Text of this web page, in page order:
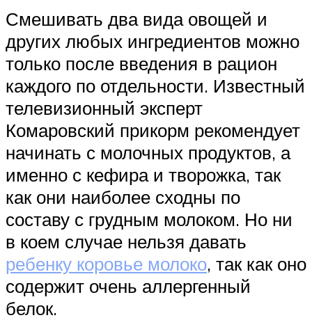
Смешивать два вида овощей и
других любых ингредиентов можно
только после введения в рацион
каждого по отдельности. Известный
телевизионный эксперт
Комаровский прикорм рекомендует
начинать с молочных продуктов, а
именно с кефира и творожка, так
как они наиболее сходны по
составу с грудным молоком. Но ни
в коем случае нельзя давать
ребенку коровье молоко, так как оно
содержит очень аллергенный
белок.